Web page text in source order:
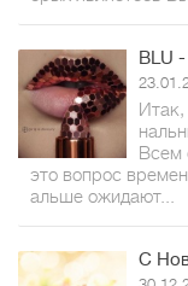
BLU
Всем
это вопрос
альше ожидают...
С